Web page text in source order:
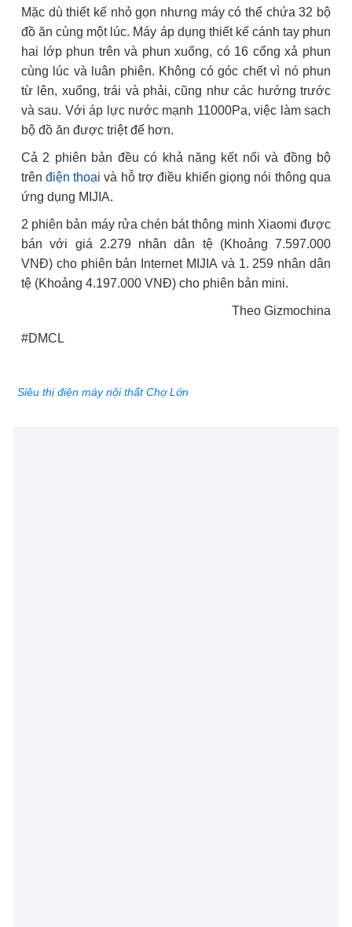
Mặc dù thiết kế nhỏ gọn nhưng máy có thể chứa 32 bộ
đồ ăn cùng một lúc. Máy áp dụng thiết kế cánh tay phun
hai lớp phun trên và phun xuống, có 16 cổng xả phun
cùng lúc và luân phiên. Không có góc chết vì nó phun
từ lên, xuống, trái và phải, cũng như các hướng trước
và sau. Với áp lực nước mạnh 11000Pa, việc làm sạch
bộ đồ ăn được triệt để hơn.
Cả 2 phiên bản đều có khả năng kết nối và đồng bộ
trên điện thoại và hỗ trợ điều khiển giọng nói thông qua
ứng dụng MIJIA.
2 phiên bản máy rửa chén bát thông minh Xiaomi được
bán với giá 2.279 nhân dân tệ (Khoảng 7.597.000
VNĐ) cho phiên bản Internet MIJIA và 1. 259 nhân dân
tệ (Khoảng 4.197.000 VNĐ) cho phiên bản mini.
Theo Gizmochina
#DMCL
Siêu thị điện máy nội thất Chợ Lớn